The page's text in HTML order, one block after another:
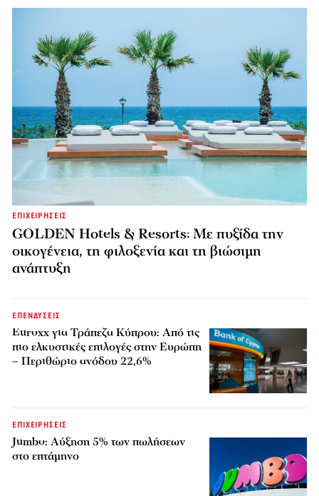
ΕΠΙΧΕΙΡΗΣΕΙΣ
GOLDEN Hotels & Resorts: Με πυξίδα την
οικογένεια, τη φιλοξενία και τη βιώσιμη
ανάπτυξη
ΕΠΕΝΔΥΣΕΙΣ
Euroxx για Τράπεζα Κύπρου: Από τις
πιο ελκυστικές επιλογές στην Ευρώπη
– Περιθώριο ανόδου 22,6%
ΕΠΙΧΕΙΡΗΣΕΙΣ
Jumbo: Αύξηση 5% των πωλήσεων
στο επτάμηνο